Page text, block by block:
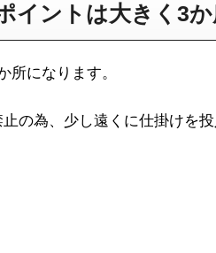
イントは大きく3
所になります。
の為、少し遠くに仕掛けを